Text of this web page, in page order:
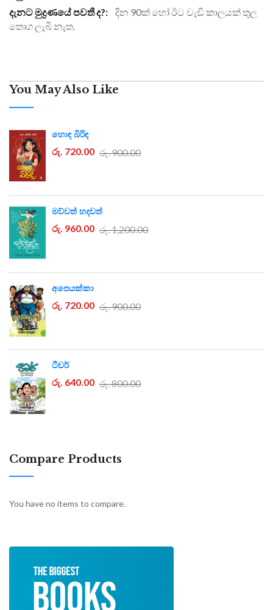
දින 90ක් හෝ ඊට වැඩි කාලයක් තුල
තොග ලැබී නැත.
You May Also Like
හොඳ බිරිඳ
රු. 720.00 රු. 900.00
මව්වත් හදවත්
රු. 960.00 රු. 1,200.00
අපෙයක්කා
රු. 720.00 රු. 900.00
ටීචර්
රු. 640.00 රු. 800.00
Compare Products
You have no items to compare.